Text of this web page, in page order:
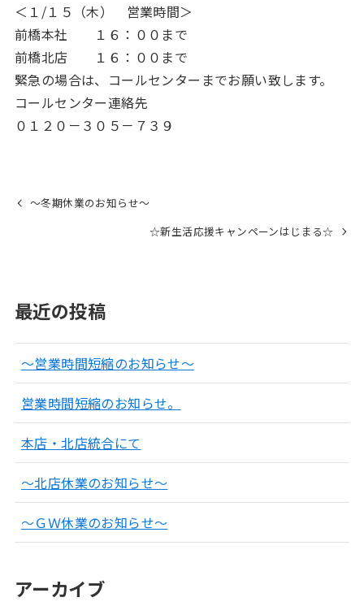
＜１/１５（木） 営業時間＞
前橋本社 １６：００まで
前橋北店 １６：００まで
緊急の場合は、コールセンターまでお願い致します。
コールセンター連絡先
０１２０－３０５－７３９
～冬期休業のお知らせ～
☆新生活応援キャンペーンはじまる☆
最近の投稿
～営業時間短縮のお知らせ～
営業時間短縮のお知らせ。
本店・北店統合にて
～北店休業のお知らせ～
～ＧＷ休業のお知らせ～
アーカイブ